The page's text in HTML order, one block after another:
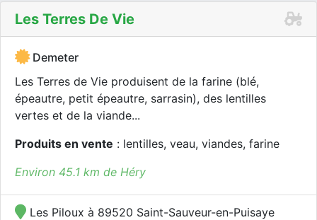
Les Terres De Vie
Demeter
Les Terres de Vie produisent de la farine (blé,
épeautre, petit épeautre, sarrasin), des lentilles
vertes et de la viande...
Produits en vente : lentilles, veau, viandes, farine
Environ 45.1 km de Héry
Les Piloux à 89520 Saint-Sauveur-en-Puisaye